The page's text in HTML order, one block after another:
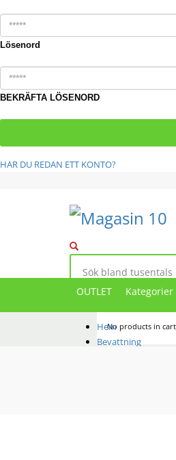
Lösenord
BEKRÄFTA LÖSENORD
HAR DU REDAN ETT KONTO?
No products in
OUTLET Kategorier
Hem
Bevattning